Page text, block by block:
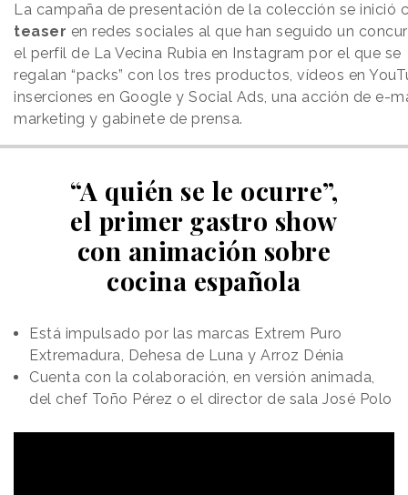
La campaña de presentación de la colección se inició
teaser en redes sociales al que han seguido un
el perfil de La Vecina Rubia en Instagram por el que se
regalan “packs” con los tres productos, vídeos en
inserciones en Google y Social Ads, una acción de e-
marketing y gabinete de prensa.
“A quién se le ocurre”,
el primer gastro show
con animación sobre
cocina española
Está impulsado por las marcas Extrem Puro
Extremadura, Dehesa de Luna y Arroz Dénia
Cuenta con la colaboración, en versión animada,
del chef Toño Pérez o el director de sala José Polo